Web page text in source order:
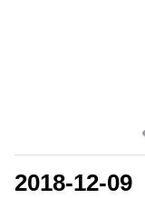
2018-12-09